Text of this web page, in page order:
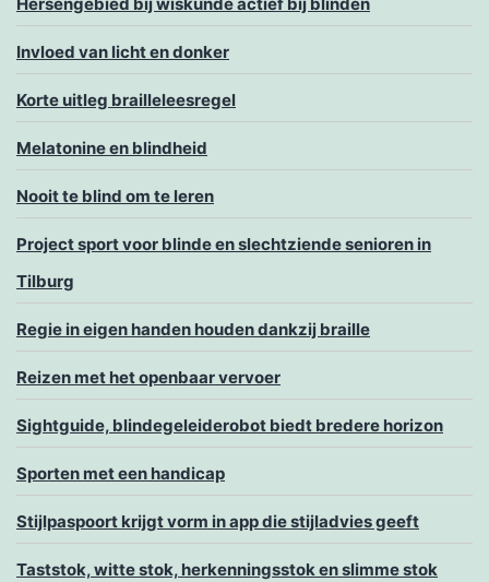
Hersengebied bij wiskunde actief bij blinden
Invloed van licht en donker
Korte uitleg brailleleesregel
Melatonine en blindheid
Nooit te blind om te leren
Project sport voor blinde en slechtziende senioren in
Tilburg
Regie in eigen handen houden dankzij braille
Reizen met het openbaar vervoer
Sightguide, blindegeleiderobot biedt bredere horizon
Sporten met een handicap
Stijlpaspoort krijgt vorm in app die stijladvies geeft
Taststok, witte stok, herkenningsstok en slimme stok